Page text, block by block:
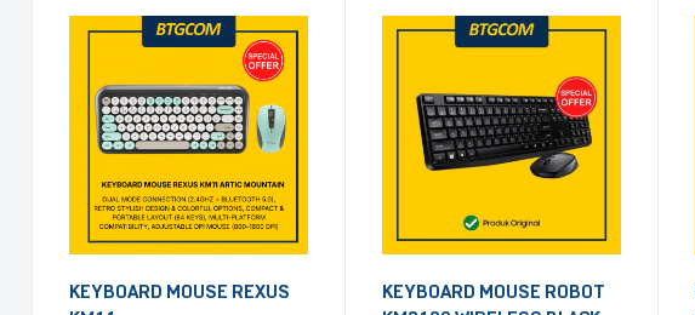
KEYBOARD MOUSE REXUS
KEYBOARD MOUSE ROBOT